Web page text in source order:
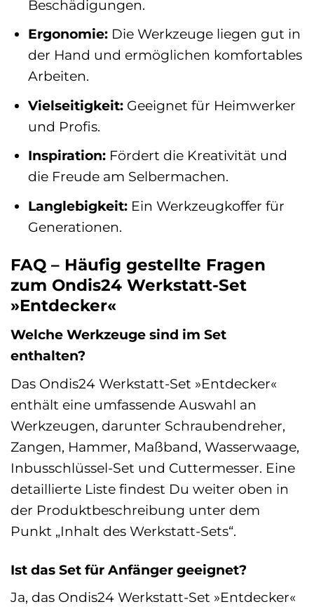
Beschädigungen.
Ergonomie:Die Werkzeuge liegen gut in
der Hand und ermöglichen komfortables
Arbeiten.
Vielseitigkeit:Geeignet für Heimwerker
und Profis.
Inspiration:Fördert die Kreativität und
die Freude am Selbermachen.
Langlebigkeit:Ein Werkzeugkoffer für
Generationen.
FAQ – Häufig gestellte Fragen
zum Ondis24 Werkstatt-Set
»Entdecker«
Welche Werkzeuge sind im Set
enthalten?
Das Ondis24 Werkstatt-Set »Entdecker«
enthält eine umfassende Auswahl an
Werkzeugen, darunter Schraubendreher,
Zangen, Hammer, Maßband, Wasserwaage,
Inbusschlüssel-Set und Cuttermesser. Eine
detaillierte Liste findest Du weiter oben in
der Produktbeschreibung unter dem
Punkt „Inhalt des Werkstatt-Sets“.
Ist das Set für Anfänger geeignet?
Ja, das Ondis24 Werkstatt-Set »Entdecker«